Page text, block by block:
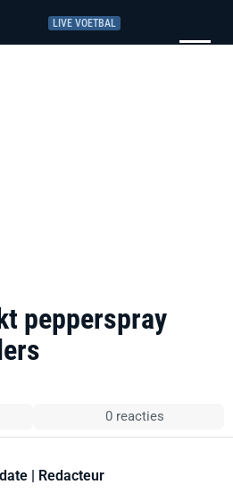
LIVE VOETBAL
pepperspray
0 reacties
| Redacteur